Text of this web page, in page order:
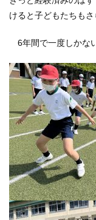
けると子どもたちも
6年間で一度しかな